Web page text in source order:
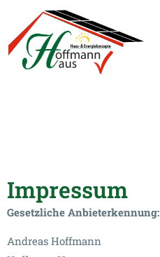
Impressum
Gesetzliche Anbieterkennung:
Andreas Hoffmann